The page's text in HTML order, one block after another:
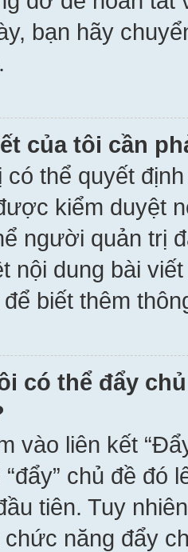
bạn hãy
của tôi cần
thể quyết
kiểm duyệt
người quản trị
nội dung bài
biết thêm
có thể đẩy
vào liên kết
chủ đề đó
tiên. Tuy
năng đẩy